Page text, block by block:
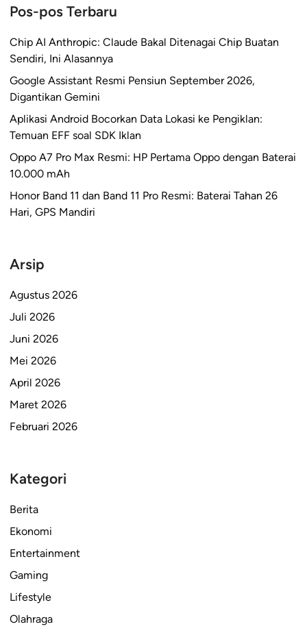
Pos-pos Terbaru
Chip AI Anthropic: Claude Bakal Ditenagai Chip Buatan
Sendiri, Ini Alasannya
Google Assistant Resmi Pensiun September 2026,
Digantikan Gemini
Aplikasi Android Bocorkan Data Lokasi ke Pengiklan:
Temuan EFF soal SDK Iklan
Oppo A7 Pro Max Resmi: HP Pertama Oppo dengan Baterai
10.000 mAh
Honor Band 11 dan Band 11 Pro Resmi: Baterai Tahan 26
Hari, GPS Mandiri
Arsip
Agustus 2026
Juli 2026
Juni 2026
Mei 2026
April 2026
Maret 2026
Februari 2026
Kategori
Berita
Ekonomi
Entertainment
Gaming
Lifestyle
Olahraga